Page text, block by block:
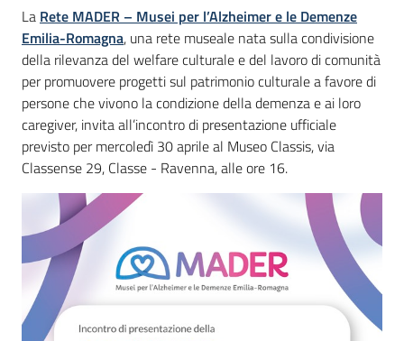
Introduzione
La Rete MADER – Musei per l’Alzheimer e le Demenze
Emilia-Romagna, una rete museale nata sulla condivisione
della rilevanza del welfare culturale e del lavoro di comunità
per promuovere progetti sul patrimonio culturale a favore di
persone che vivono la condizione della demenza e ai loro
caregiver, invita all’incontro di presentazione ufficiale
previsto per mercoledì 30 aprile al Museo Classis, via
Classense 29, Classe - Ravenna, alle ore 16.